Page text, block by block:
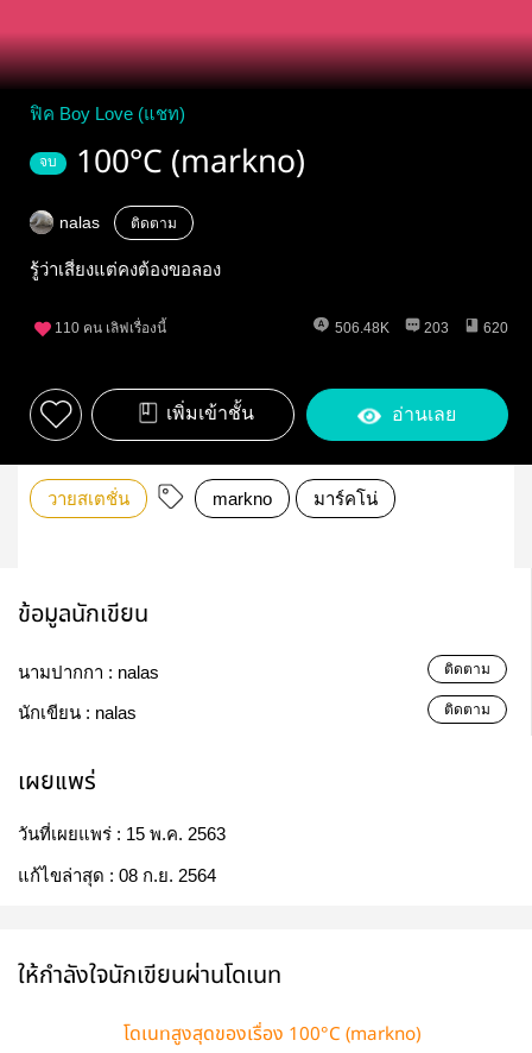
ฟิค Boy Love (แชท)
จบ 100°C (markno)
nalas ติดตาม
รู้ว่าเสี่ยงแต่คงต้องขอลอง
110 คน เลิฟเรื่องนี้ 506.48K 203 620
เพิ่มเข้าชั้น อ่านเลย
วายสเตชั่น markno มาร์คโน่
ข้อมูลนักเขียน
นามปากกา : nalas ติดตาม
นักเขียน : nalas ติดตาม
เผยแพร่
วันที่เผยแพร่ : 15 พ.ค. 2563
แก้ไขล่าสุด : 08 ก.ย. 2564
ให้กำลังใจนักเขียนผ่านโดเนท
โดเนทสูงสุดของเรื่อง 100°C (markno)